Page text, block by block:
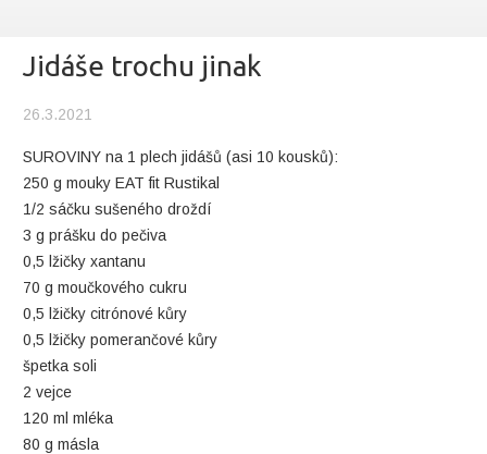
Jidáše trochu jinak
26.3.2021
SUROVINY na 1 plech jidášů (asi 10 kousků):
250 g mouky EAT fit Rustikal
1/2 sáčku sušeného droždí
3 g prášku do pečiva
0,5 lžičky xantanu
70 g moučkového cukru
0,5 lžičky citrónové kůry
0,5 lžičky pomerančové kůry
špetka soli
2 vejce
120 ml mléka
80 g másla